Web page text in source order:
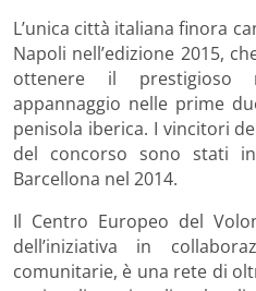
L’unica città italiana finora
Napoli nell’edizione 2015,
ottenere il prestigioso
appannaggio nelle prime
penisola iberica. I vincitori
del concorso sono stati
Barcellona nel 2014.
Il Centro Europeo del
dell’iniziativa in
comunitarie, è una rete di